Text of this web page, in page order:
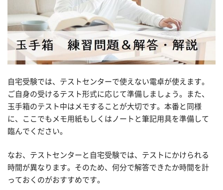
自宅受験では、テストセンターで使えない電卓が使えます。
ご自身の受けるテスト形式に応じて準備しましょう。また、
玉手箱のテスト中はメモすることが大切です。本番と同様
に、ここでもメモ用紙もしくはノートと筆記用具を準備して
臨んでください。
なお、テストセンターと自宅受験では、テストにかけられる
時間が異なります。そのため、何分で解答できたか時間を計
っておくのがおすすめです。